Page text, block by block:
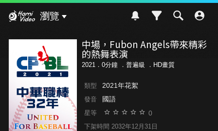
瀏覽
中場，Fubon Angels帶來精彩
的熱舞表演
2021．0分鐘 ． 普遍級 ．HD畫質
類型 2021年花絮
發音 國語
星等 0
下架時間 2032年12月31日